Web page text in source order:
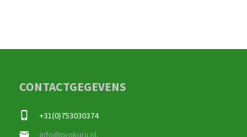
CONTACTGEGEVENS
+31(0)753030374
info@prokuru.nl,